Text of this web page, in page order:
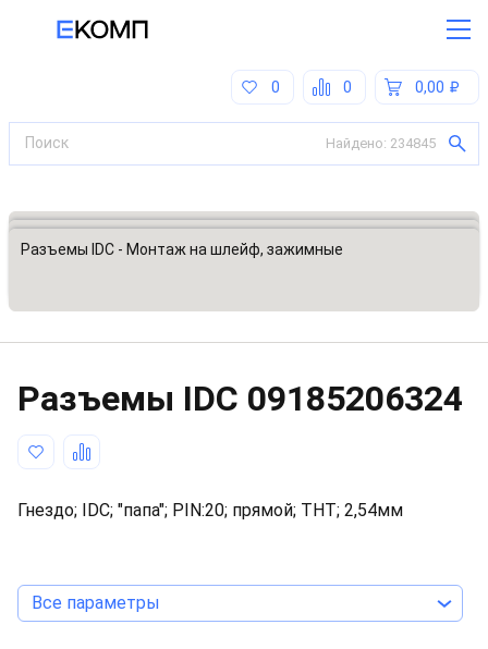
0,00
0
0
Найдено: 234845
Все категории
Разъемы, соединители
Разъемы IDC - Монтаж на шлейф, зажимные
Разъeмы IDC 09185206324
Гнездо; IDC; "папа"; PIN:20; прямой; THT; 2,54мм
Все параметры